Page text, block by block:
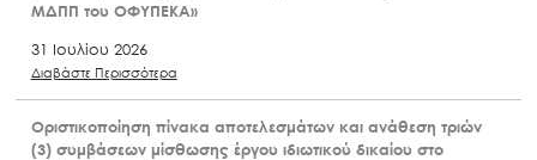
ΜΔΠΠ του ΟΦΥΠΕΚΑ»
31 Ιουλίου 2026
Διαβάστε Περισσότερα
Οριστικοποίηση πίνακα αποτελεσμάτων και ανάθεση τριών
(3) συμβάσεων μίσθωσης έργου ιδιωτικού δικαίου στο